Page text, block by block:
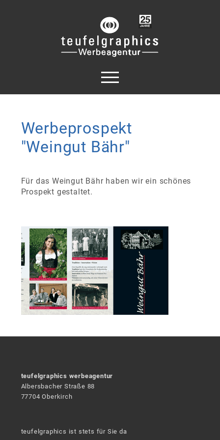
Werbeprospekt
"Weingut Bähr"
Für das Weingut Bähr haben wir ein schönes
Prospekt gestaltet.
teufelgraphics werbeagentur
Albersbacher Straße 88
77704 Oberkirch
teufelgraphics ist stets für Sie da